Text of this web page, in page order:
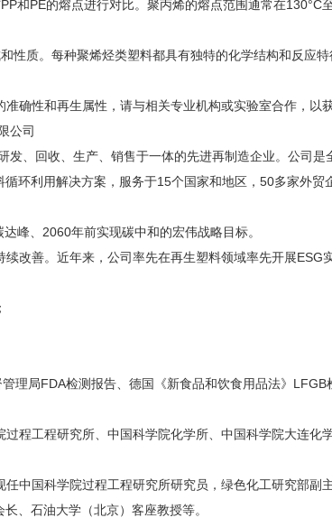
和PE的熔点进行对比。聚丙烯的熔点范围通常在130°C
质。每种聚烯烃类塑料都具有独特的化学结构和反应
确性和再生属性，请与相关专业机构或实验室合作，以
公司
、回收、生产、销售于一体的先进再制造企业。公司是
环利用解决方案，服务于15个国家和地区，50多家外贸
峰、2060年前实现碳中和的宏伟战略目标。
改善。近年来，公司率先在再生塑料领域率先开展ESG
理局FDA检测报告、德国《新食品和饮食用品法》LFGB
程工程研究所、中国科学院化学所、中国科学院大连化
中国科学院过程工程研究所研究员，绿色化工研究部副
、石油大学（北京）客座教授等。